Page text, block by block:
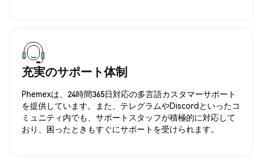
充実のサポート体制
Phemexは、24時間365日対応の多言語カスタマーサポート
を提供しています。また、テレグラムやDiscordといったコ
ミュニティ内でも、サポートスタッフが積極的に対応して
おり、困ったときもすぐにサポートを受けられます。